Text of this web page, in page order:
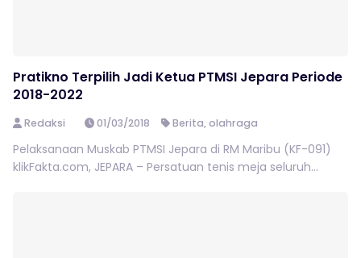
Pratikno Terpilih Jadi Ketua PTMSI Jepara Periode
2018-2022
Redaksi 01/03/2018 Berita,olahraga
Pelaksanaan Muskab PTMSI Jepara di RM Maribu (KF-091)
klikFakta.com, JEPARA – Persatuan tenis meja seluruh...